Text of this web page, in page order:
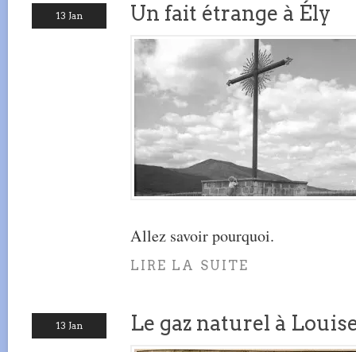
13 Jan Un fait étrange à Ély
Allez savoir pourquoi.
LIRE LA SUITE
13 Jan Le gaz naturel à